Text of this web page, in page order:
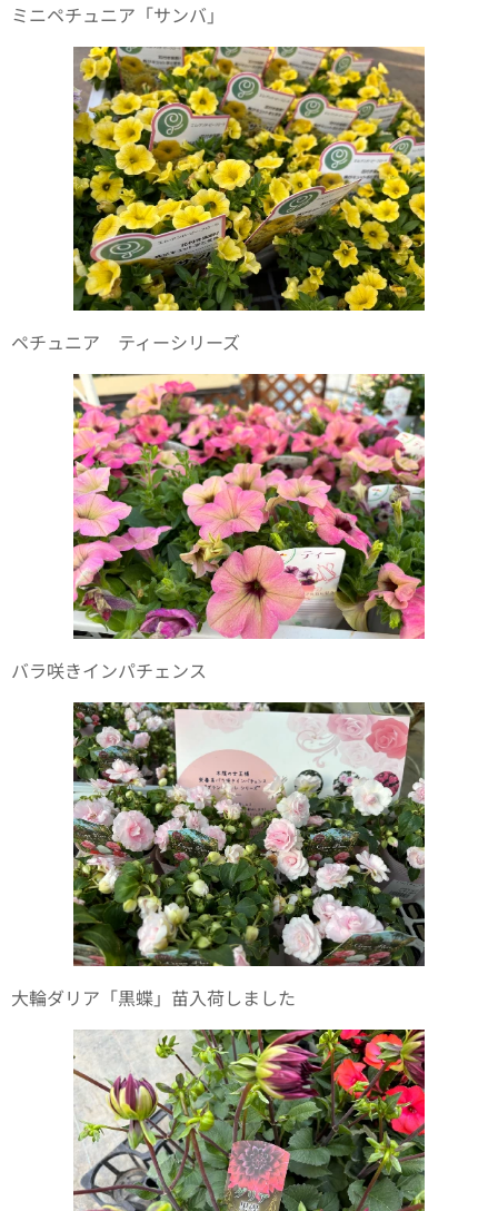
ミニペチュニア「サンバ」
ペチュニア ティーシリーズ
バラ咲きインパチェンス
大輪ダリア「黒蝶」苗入荷しました